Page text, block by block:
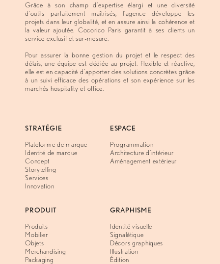
Grâce à son champ d’expertise élargi et une diversité
d’outils parfaitement maîtrisés, l’agence développe les
projets dans leur globalité, et en assure ainsi la cohérence et
la valeur ajoutée. Cocorico Paris garantit à ses clients un
service exclusif et sur-mesure.
Pour assurer la bonne gestion du projet et le respect des
délais, une équipe est dédiée au projet. Flexible et réactive,
elle est en capacité d’apporter des solutions concrètes grâce
à un suivi efficace des opérations et son expérience sur les
marchés hospitality et office.
STRATÉGIE
Plateforme de marque
Identité de marque
Concept
Storytelling
Services
Innovation
ESPACE
Programmation
Architecture d’intérieur
Aménagement extérieur
PRODUIT
Produits
Mobilier
Objets
Merchandising
Packaging
GRAPHISME
Identité visuelle
Signalétique
Décors graphiques
Illustration
Édition